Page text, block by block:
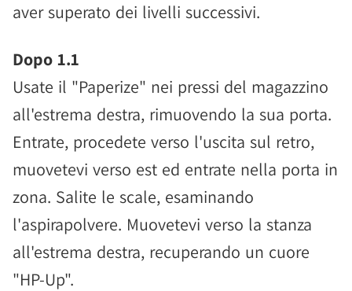
aver superato dei livelli successivi.
Dopo 1.1
Usate il "Paperize" nei pressi del magazzino
all'estrema destra, rimuovendo la sua porta.
Entrate, procedete verso l'uscita sul retro,
muovetevi verso est ed entrate nella porta in
zona. Salite le scale, esaminando
l'aspirapolvere. Muovetevi verso la stanza
all'estrema destra, recuperando un cuore
"HP-Up".